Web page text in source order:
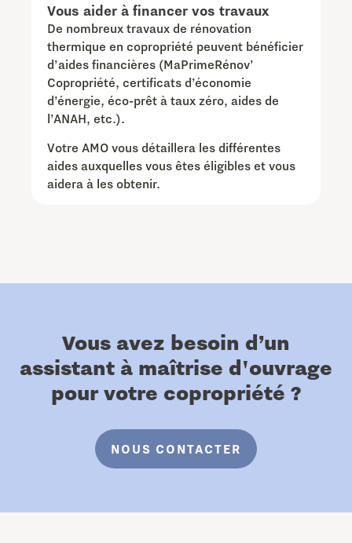
Vous aider à financer vos travaux
De nombreux travaux de rénovation
thermique en copropriété peuvent bénéficier
d’aides financières (MaPrimeRénov’
Copropriété, certificats d’économie
d’énergie, éco-prêt à taux zéro, aides de
l’ANAH, etc.).
Votre AMO vous détaillera les différentes
aides auxquelles vous êtes éligibles et vous
aidera à les obtenir.
Vous avez besoin d’un
assistant à maîtrise d'ouvrage
pour votre copropriété ?
NOUS CONTACTER